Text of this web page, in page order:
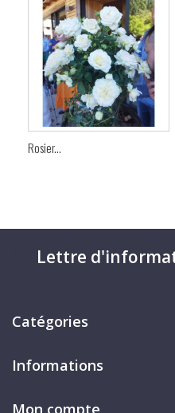
Rosier...
Lettre
Catégories
Informations
Mon compte